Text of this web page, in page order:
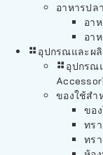
อาหารปล
อา
อา
อุปกรณและผ
อุปกรณ
ของใช้สำ
ขอ
ทร
ทร